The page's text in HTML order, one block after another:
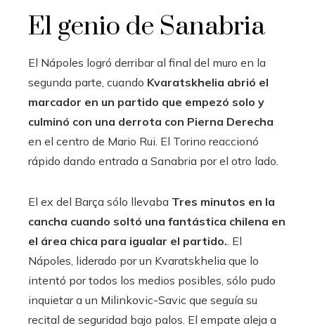
El genio de Sanabria
El Nápoles logró derribar al final del muro en la
segunda parte, cuando Kvaratskhelia abrió el
marcador en un partido que empezó solo y
culminó con una derrota con Pierna Derecha
en el centro de Mario Rui. El Torino reaccionó
rápido dando entrada a Sanabria por el otro lado.
El ex del Barça sólo llevaba Tres minutos en la
cancha cuando soltó una fantástica chilena en
el área chica para igualar el partido.. El
Nápoles, liderado por un Kvaratskhelia que lo
intentó por todos los medios posibles, sólo pudo
inquietar a un Milinkovic-Savic que seguía su
recital de seguridad bajo palos. El empate aleja a